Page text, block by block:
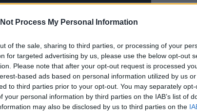
Not Process My Personal Information
of the sale, sharing to third parties, or processing of your
for targeted advertising by us, please use the below opt-out
Please note that after your opt-out request is processed
based ads based on personal information utilized by us
to third parties prior to your opt-out. You may separately
your personal information by third parties on the IAB’s list of
may also be disclosed by us to third parties on the